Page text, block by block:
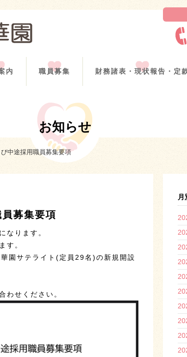
内 職員募集 財務諸表・現状報告・定
お知らせ
中途採用職員募集要項
募集要項
なります。
す。
園サテライト(定員29名)の新規開設
わせください。